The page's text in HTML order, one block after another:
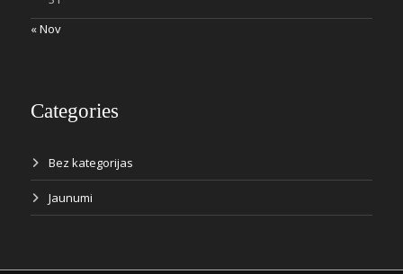
« Nov
Categories
Bez kategorijas
Jaunumi